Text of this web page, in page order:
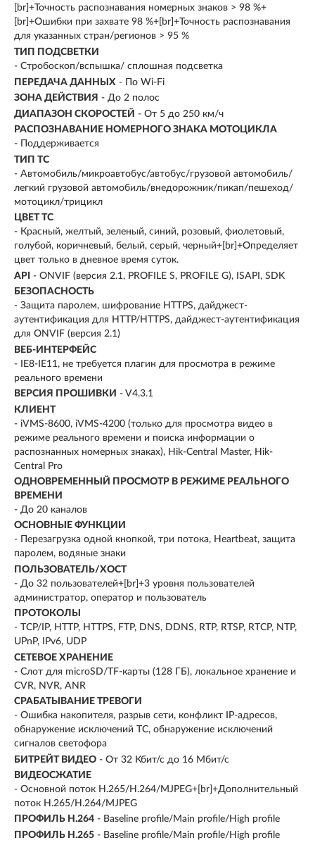
[br]+Точность распознавания номерных знаков > 98 %+
[br]+Ошибки при захвате 98 %+[br]+Точность распознавания
для указанных стран/регионов > 95 %
ТИП ПОДСВЕТКИ
- Стробоскоп/вспышка/ сплошная подсветка
ПЕРЕДАЧА ДАННЫХ - По Wi-Fi
ЗОНА ДЕЙСТВИЯ - До 2 полос
ДИАПАЗОН СКОРОСТЕЙ - От 5 до 250 км/ч
РАСПОЗНАВАНИЕ НОМЕРНОГО ЗНАКА МОТОЦИКЛА
- Поддерживается
ТИП ТС
- Автомобиль/микроавтобус/автобус/грузовой автомобиль/
легкий грузовой автомобиль/внедорожник/пикап/пешеход/
мотоцикл/трицикл
ЦВЕТ ТС
- Красный, желтый, зеленый, синий, розовый, фиолетовый,
голубой, коричневый, белый, серый, черный+[br]+Определяет
цвет только в дневное время суток.
API
- ONVIF (версия 2.1, PROFILE S, PROFILE G), ISAPI, SDK
БЕЗОПАСНОСТЬ
- Защита паролем, шифрование HTTPS, дайджест-
аутентификация для HTTP/HTTPS, дайджест-аутентификация
для ONVIF (версия 2.1)
ВЕБ-ИНТЕРФЕЙС
- IE8-IE11, не требуется плагин для просмотра в режиме
реального времени
ВЕРСИЯ ПРОШИВКИ - V4.3.1
КЛИЕНТ
- iVMS-8600, iVMS-4200 (только для просмотра видео в
режиме реального времени и поиска информации о
распознанных номерных знаках), Hik-Central Master, Hik-
Central Pro
ОДНОВРЕМЕННЫЙ ПРОСМОТР В РЕЖИМЕ РЕАЛЬНОГО
ВРЕМЕНИ
- До 20 каналов
ОСНОВНЫЕ ФУНКЦИИ
- Перезагрузка одной кнопкой, три потока, Heartbeat, защита
паролем, водяные знаки
ПОЛЬЗОВАТЕЛЬ/ХОСТ
- До 32 пользователей+[br]+3 уровня пользователей
администратор, оператор и пользователь
ПРОТОКОЛЫ
- TCP/IP, HTTP, HTTPS, FTP, DNS, DDNS, RTP, RTSP, RTCP, NTP,
UPnP, IPv6, UDP
СЕТЕВОЕ ХРАНЕНИЕ
- Слот для microSD/TF-карты (128 ГБ), локальное хранение и
CVR, NVR, ANR
СРАБАТЫВАНИЕ ТРЕВОГИ
- Ошибка накопителя, разрыв сети, конфликт IP-адресов,
обнаружение исключений ТС, обнаружение исключений
сигналов светофора
БИТРЕЙТ ВИДЕО - От 32 Кбит/с до 16 Мбит/с
ВИДЕОСЖАТИЕ
- Основной поток H.265/H.264/MJPEG+[br]+Дополнительный
поток H.265/H.264/MJPEG
ПРОФИЛЬ H.264 - Baseline profile/Main profile/High profile
ПРОФИЛЬ H.265 - Baseline profile/Main profile/High profile